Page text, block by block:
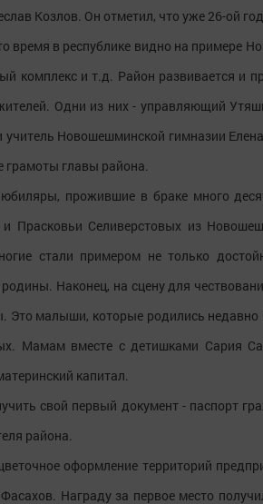
Козлов. Он отметил, что уже 26-ой
время в республике видно на примере
комплекс и т.д. Район развивается и
Одни из них - управляющий
Новошешминской гимназии
грамоты главы района.
прожившие в браке много
Прасковьи Селиверстовых из
стали примером не только
Наконец, на сцену для
Это малыши, которые родились недавно
Мамам вместе с детишками Сария
капитал.
свой первый документ - паспорт
района.
оформление территорий
Награду за первое место